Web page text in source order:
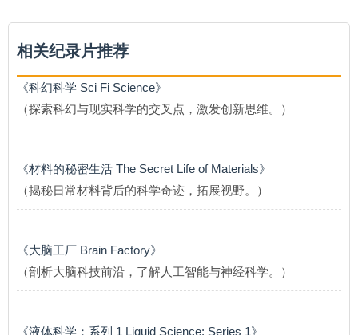
相关纪录片推荐
《科幻科学 Sci Fi Science》
（探索科幻与现实科学的交叉点，激发创新思维。）
《材料的秘密生活 The Secret Life of Materials》
（揭秘日常材料背后的科学奇迹，拓展视野。）
《大脑工厂 Brain Factory》
（剖析大脑科技前沿，了解人工智能与神经科学。）
《液体科学：系列 1 Liquid Science: Series 1》